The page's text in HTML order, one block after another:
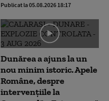
Publicat la 05.08.2026 18:17
Dunărea a ajuns la un
nou minim istoric. Apele
Române, despre
intervențiile la